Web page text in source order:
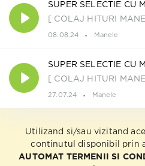
SUPER SELECTIE CU
08.08.24 Manele
SUPER SELECTIE CU
[ COLAJ HITURI
27.07.24 Manele
Utilizand si/sau vizitand
continutul disponibil prin
AUTOMAT TERMENII SI